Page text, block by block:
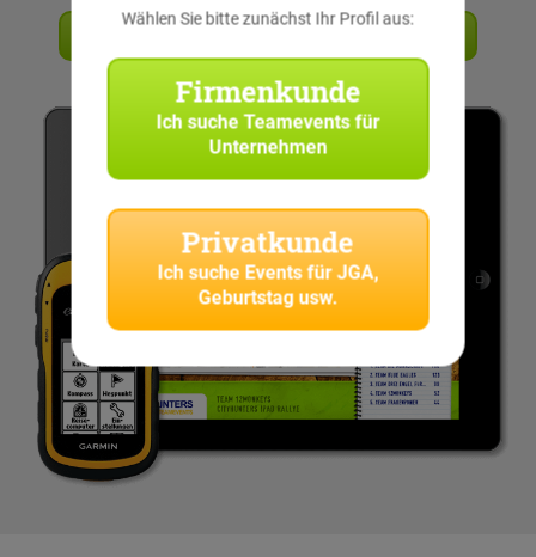
Wählen Sie bitte zunächst Ihr Profil aus:
Firmenkunde
Ich sucheTeamevents für
Unternehmen
Privatkunde
Ich suche Events für JGA,
Geburtstag usw.